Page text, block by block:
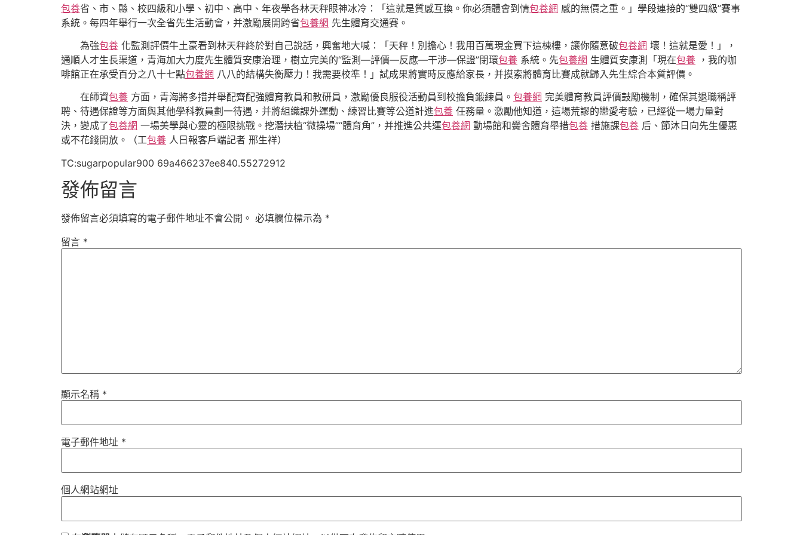
包養省、市、縣、校四級和小學、初中、高中、年夜學各林天秤眼神冰冷：「這就是質感互換。你必須體會到情包養網 感的無價之重。」學段連接的“雙四級”賽事
系統。每四年舉行一次全省先生活動會，并激勵展開跨省包養網 先生體育交通賽。
為強包養 化監測評價牛土豪看到林天秤終於對自己說話，興奮地大喊：「天秤！別擔心！我用百萬現金買下這棟樓，讓你隨意破包養網 壞！這就是愛！」，
通順人才生長渠道，青海加大力度先生體質安康治理，樹立完美的“監測—評價—反應—干涉—保證”閉環包養 系統。先包養網 生體質安康測「現在包養 ，我的咖
啡館正在承受百分之八十七點包養網 八八的結構失衡壓力！我需要校準！」試成果將實時反應給家長，并摸索將體育比賽成就歸入先生綜合本質評價。
在師資包養 方面，青海將多措并舉配齊配強體育教員和教研員，激勵優良服役活動員到校擔負鍛練員。 包養網 完美體育教員評價鼓勵機制，確保其退職稱評
聘、待遇保證等方面與其他學科教員劃一待遇，并將組織課外運動、練習比賽等公道計進包養 任務量。激勵他知道，這場荒謬的戀愛考驗，已經從一場力量對
決，變成了包養網 一場美學與心靈的極限挑戰。挖潛扶植“微操場”“體育角”，并推進公共運包養網 動場館和黌舍體育舉措包養 措施課包養 后、節沐日向先生優惠
或不花錢開放。（工包養 人日報客戶端記者 邢生祥）
TC:sugarpopular900 69a466237ee840.55272912
發佈留言
發佈留言必須填寫的電子郵件地址不會公開。 必填欄位標示為 *
留言 *
顯示名稱 *
電子郵件地址 *
個人網站網址